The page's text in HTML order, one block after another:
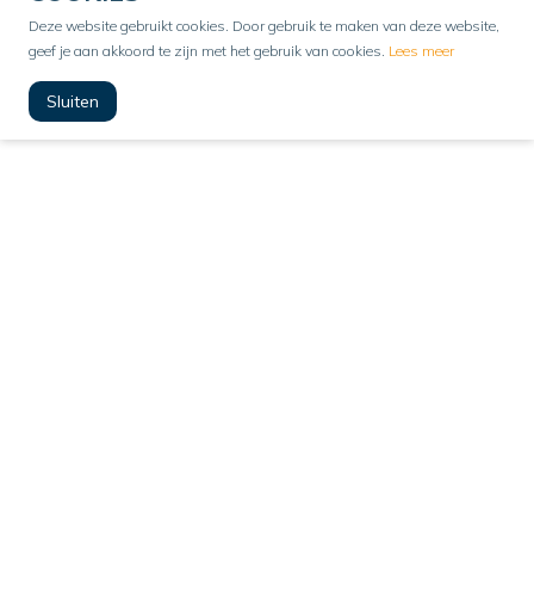
Deze website gebruikt cookies. Door gebruik te maken van deze website,
geef je aan akkoord te zijn met het gebruik van cookies. Lees meer
Sluiten